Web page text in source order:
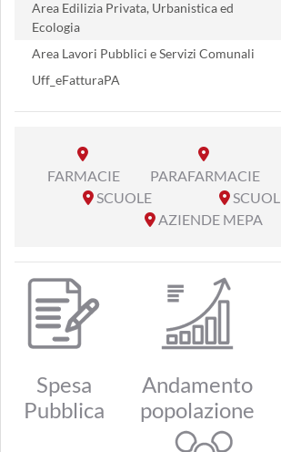
Area Edilizia Privata, Urbanistica ed
Ecologia
Area Lavori Pubblici e Servizi Comunali
Uff_eFatturaPA
FARMACIE PARAFARMACIE
SCUOLE
AZIENDE MEPA
Spesa
Pubblica
Andamento
popolazione